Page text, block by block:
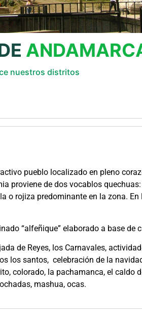
nuestros distritos
pueblo localizado en pleno
proviene de dos vocablos
o rojiza predominante en la zona.
“alfeñique” elaborado a base de
de Reyes, los Carnavales,
los santos, celebración de la
colorado, la pachamanca, el caldo
mashua, ocas.